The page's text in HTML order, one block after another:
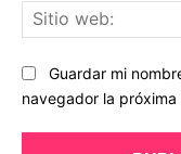
Guardar mi
navegador la